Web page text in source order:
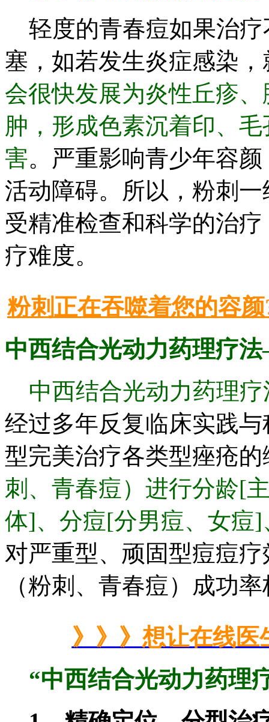
轻度的青春痘如果治疗
塞，如若发生炎症感染
会很快发展为炎性丘疹
肿，形成色素沉着印、
害。严重影响青少年容
活动障碍。所以，粉刺
受精准检查和科学的治
疗难度。
粉刺正在吞噬着您的容
中西结合光动力药理疗
中西结合光动力药理疗
经过多年反复临床实践
型完美治疗各类型痤疮
刺、青春痘）进行分龄[
体]、分痘[分男痘、女痘
对严重型、顽固型痘痘
（粉刺、青春痘）成功
》》》想让在线
“中西结合光动力药理